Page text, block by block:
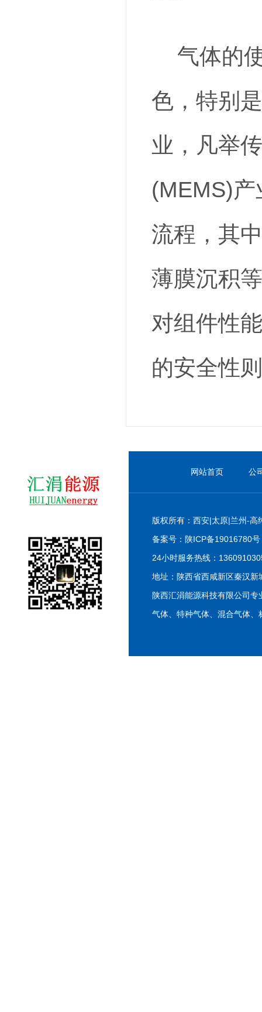
气体的
色，特别
业，凡举
(MEMS)
流程，其
薄膜沉积
对组件性
的安全性
网站首页 公
版权所有：西安|太原|兰州-高
备案号： 陕ICP备19016780号
24小时服务热线：
地址：陕西省西咸新区秦汉
陕西汇涓能源科技有限公司
气体、特种气体、混合气体